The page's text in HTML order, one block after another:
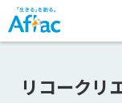
リコークリ